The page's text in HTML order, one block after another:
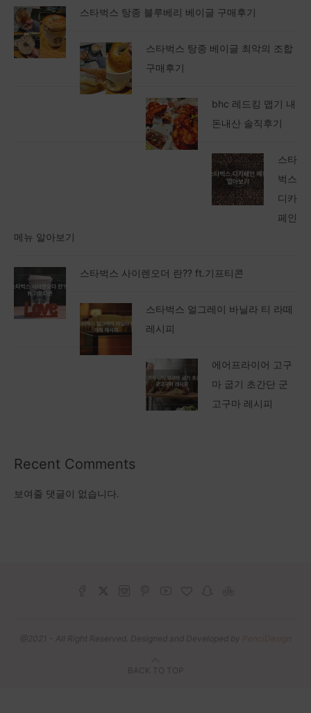
스타벅스 탕종 블루베리 베이글 구매후기
스타벅스 탕종 베이글 최악의 조합
구매후기
bhc 레드킹 맵기 내
돈내산 솔직후기
스타
벅스
디카
페인
메뉴 알아보기
스타벅스 사이렌오더 란?? ft.기프티콘
스타벅스 얼그레이 바닐라 티 라떼
레시피
에어프라이어 고구
마 굽기 초간단 군
고구마 레시피
Recent Comments
보여줄 댓글이 없습니다.
@2021 - All Right Reserved. Designed and Developed by
BACK TO TOP